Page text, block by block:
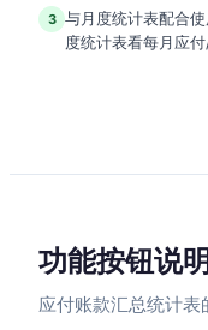
3 与月度统计表配合
度统计表看每月应
功能按钮说明
应付账款汇总统计表